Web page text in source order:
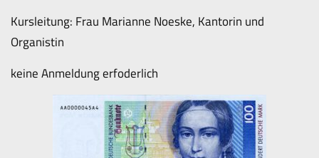
Kursleitung: Frau Marianne Noeske, Kantorin und
Organistin
keine Anmeldung erfoderlich